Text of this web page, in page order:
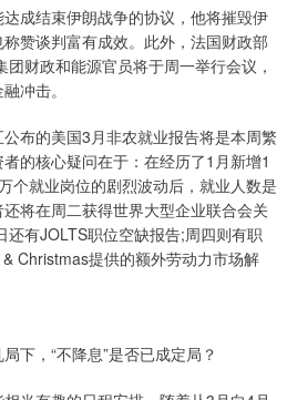
成结束伊朗战争的协议，他将摧毁伊
赞谈判富有成效。此外，法国财政部
财政和能源官员将于周一举行会议，
冲击。
的美国3月非农就业报告将是本周繁
的核心疑问在于：在经历了1月新增1
个就业岗位的剧烈波动后，就业人数是
将在周二获得世界大型企业联合会关
还有JOLTS职位空缺报告;周四则有职
Christmas提供的额外劳动力市场解
，“不降息”是否已成定局？